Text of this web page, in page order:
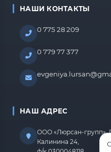
НАШИ КОНТАКТЫ
0 775 28 209
0 779 77 377
НАШ АДРЕС
ООО «Люрсан-групп»,
Калинина 24,